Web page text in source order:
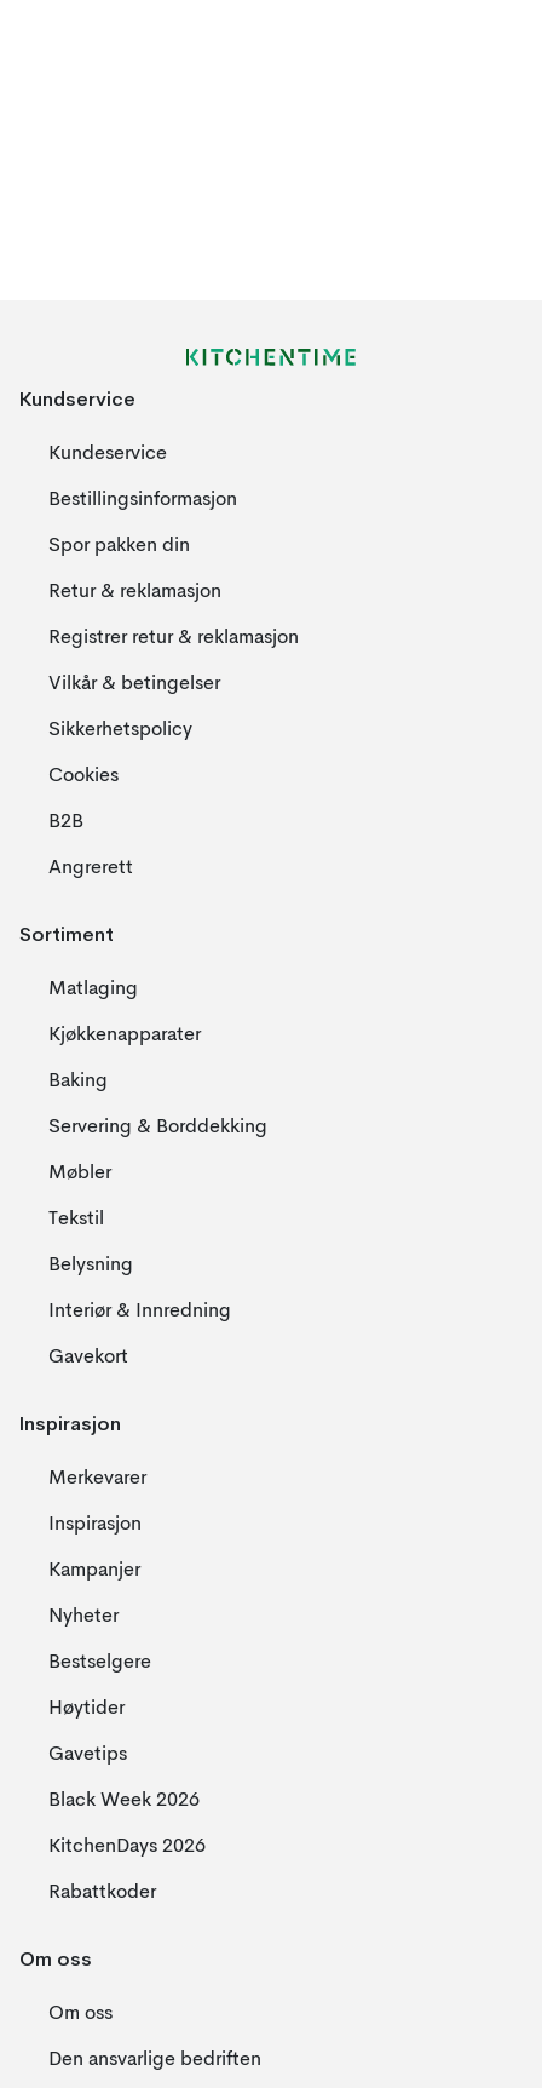
Kundservice
Kundeservice
Bestillingsinformasjon
Spor pakken din
Retur & reklamasjon
Registrer retur & reklamasjon
Vilkår & betingelser
Sikkerhetspolicy
Cookies
B2B
Angrerett
Sortiment
Matlaging
Kjøkkenapparater
Baking
Servering & Borddekking
Møbler
Tekstil
Belysning
Interiør & Innredning
Gavekort
Inspirasjon
Merkevarer
Inspirasjon
Kampanjer
Nyheter
Bestselgere
Høytider
Gavetips
Black Week 2026
KitchenDays 2026
Rabattkoder
Om oss
Om oss
Den ansvarlige bedriften